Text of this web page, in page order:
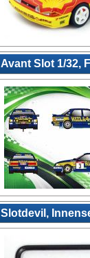
Avant Slot 1/32,
Slotdevil,